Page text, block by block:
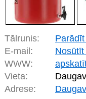
Tālrunis:
E-mail:
Nosūtīt
WWW:
Vieta:
Adrese: